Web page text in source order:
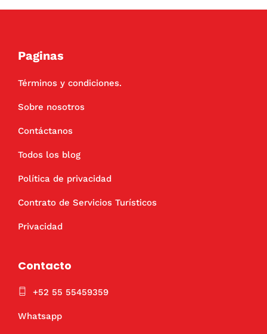
Paginas
Términos y condiciones.
Sobre nosotros
Contáctanos
Todos los blog
Política de privacidad
Contrato de Servicios Turísticos
Privacidad
Contacto
+52 55 55459359
Whatsapp